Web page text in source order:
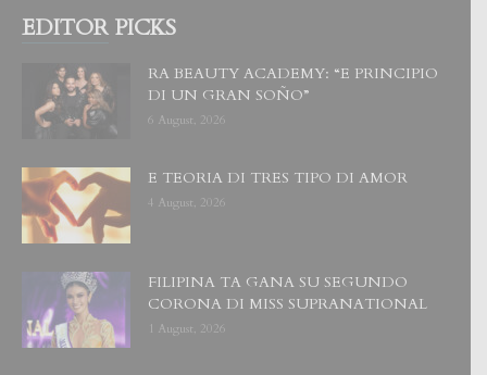
EDITOR PICKS
RA BEAUTY ACADEMY: “E PRINCIPIO
DI UN GRAN SOÑO”
6 August, 2026
E TEORIA DI TRES TIPO DI AMOR
4 August, 2026
FILIPINA TA GANA SU SEGUNDO
CORONA DI MISS SUPRANATIONAL
1 August, 2026